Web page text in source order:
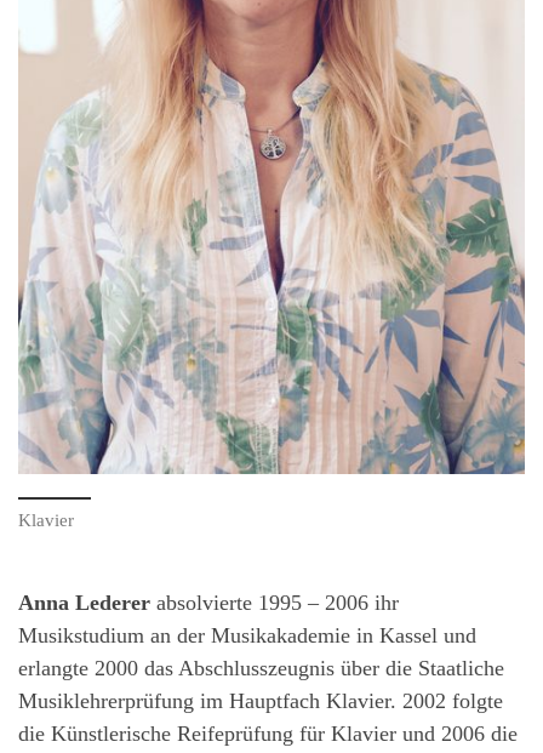
Klavier
Anna Lederer absolvierte 1995 – 2006 ihr
Musikstudium an der Musikakademie in Kassel und
erlangte 2000 das Abschlusszeugnis über die Staatliche
Musiklehrerprüfung im Hauptfach Klavier. 2002 folgte
die Künstlerische Reifeprüfung für Klavier und 2006 die